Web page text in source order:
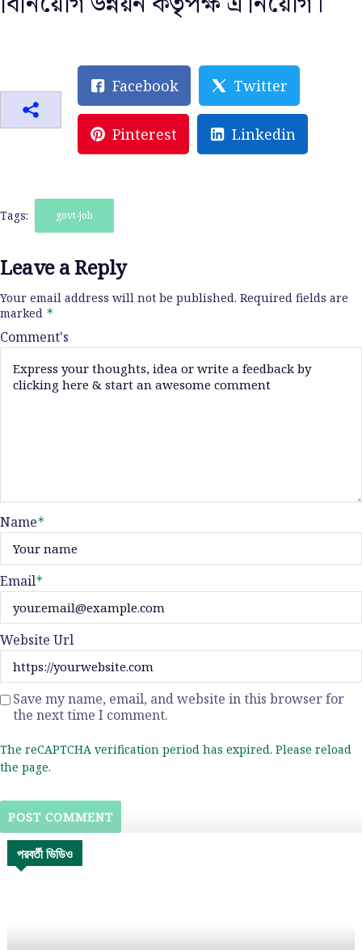
Facebook Twitter
Pinterest Linkedin
Tags: govt-job
Leave a Reply
Your email address will not be published. Required fields are
marked *
Comment's
Name*
Email*
Website Url
Save my name, email, and website in this browser for
the next time I comment.
The reCAPTCHA verification period has expired. Please reload
the page.
পরবর্তী ভিডিও